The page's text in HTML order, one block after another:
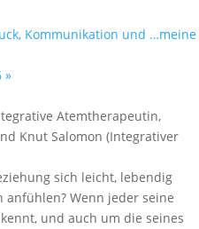
Kommunikation und …meine
»
Atemtherapeutin,
Knut Salomon (Integrativer
sich leicht, lebendig
Wenn jeder seine
und auch um die seines